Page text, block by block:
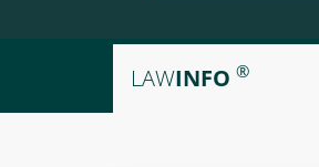
LAWINFO ®